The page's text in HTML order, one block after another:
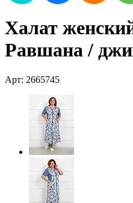
Халат
Равшана /
Арт: 2665745